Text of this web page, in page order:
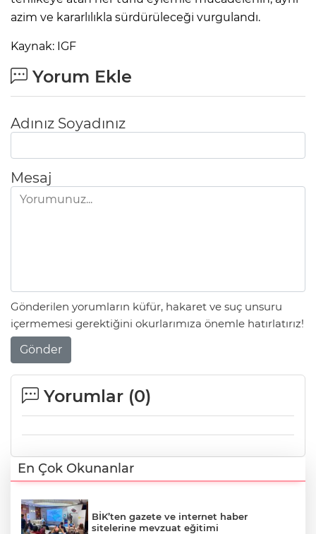
azim ve kararlılıkla sürdürüleceği vurgulandı.
Kaynak: IGF
Yorum Ekle
Adınız Soyadınız
Mesaj
Gönderilen yorumların küfür, hakaret ve suç unsuru
içermemesi gerektiğini okurlarımıza önemle hatırlatırız!
Gönder
Yorumlar (0)
En Çok Okunanlar
BİK’ten gazete ve internet haber
sitelerine mevzuat eğitimi